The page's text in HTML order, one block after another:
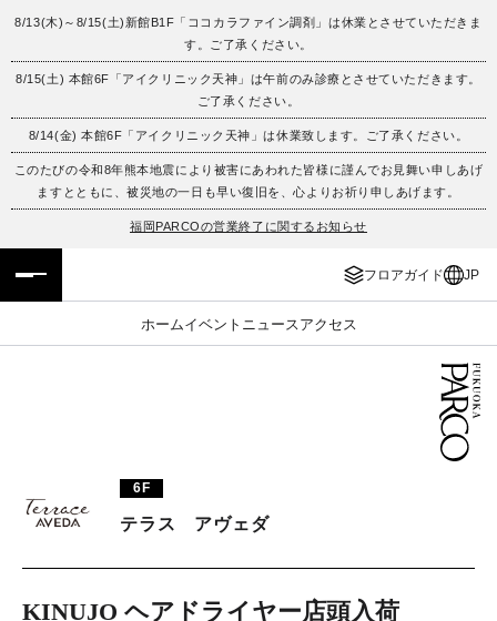
8/13(木)～8/15(土)新館B1F「ココカラファイン調剤」は休業とさせていただきま
す。ご了承ください。
8/15(土) 本館6F「アイクリニック天神」は午前のみ診療とさせていただきます。
ご了承ください。
8/14(金) 本館6F「アイクリニック天神」は休業致します。ご了承ください。
このたびの令和8年熊本地震により被害にあわれた皆様に謹んでお見舞い申しあげ
ますとともに、被災地の一日も早い復旧を、心よりお祈り申しあげます。
福岡PARCOの営業終了に関するお知らせ
フロアガイド JP
ホームイベント ニュース アクセス
フロアガイド
施設案内・アクセス
イベント・ポップアップ
レストラン・カフェ
ENGLISH
繁体字
簡体字
ภาษาไทย
6F
テラス アヴェダ
KINUJO ヘアドライヤー店頭入荷